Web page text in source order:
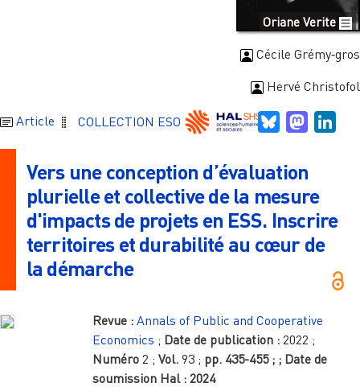
Oriane Verite
Cécile Grémy‐gros
Hervé Christofol
Article COLLECTION ESO Bluesky
Vers une conception d’évaluation
plurielle et collective de la mesure
d'impacts de projets en ESS. Inscrire
territoires et durabilité au cœur de
la démarche
Revue :Annals of Public and Cooperative
Economics ; Date de publication : 2022 ;
Numéro 2 ;Vol.93 ; pp. 435-455 ; ; Date de
soumission Hal : 2024